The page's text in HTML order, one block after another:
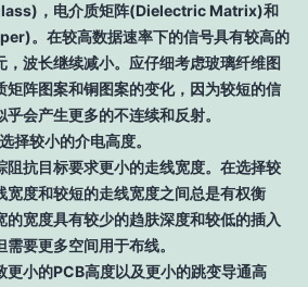
，电介质矩阵(Dielectric Matrix)和
。在较高数据速率下的信号具有较高的
，波长继续减小。应仔细考虑玻璃纤维图
矩阵图案和铜图案的变化，因为较短的信
乎会产生更多的不连续和反射。
择较小的介电高度。
阻抗目标要求更小的走线宽度。在选择较
宽度和较短的走线宽度之间总是有权衡
的宽度具有较少的趋肤深度和较低的插入
需要更多空间用于布线。
更小的PCB高度以及更小的跳变导通高